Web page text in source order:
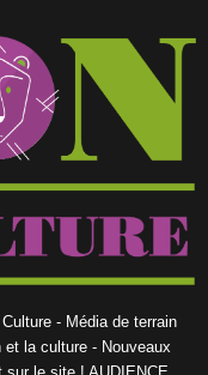
- Média de terrain
et la culture - Nouveaux